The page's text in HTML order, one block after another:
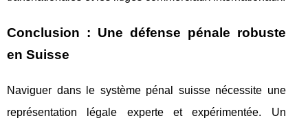
Conclusion : Une défense pénale robuste
en Suisse
Naviguer dans le système pénal suisse nécessite une
représentation légale experte et expérimentée. Un